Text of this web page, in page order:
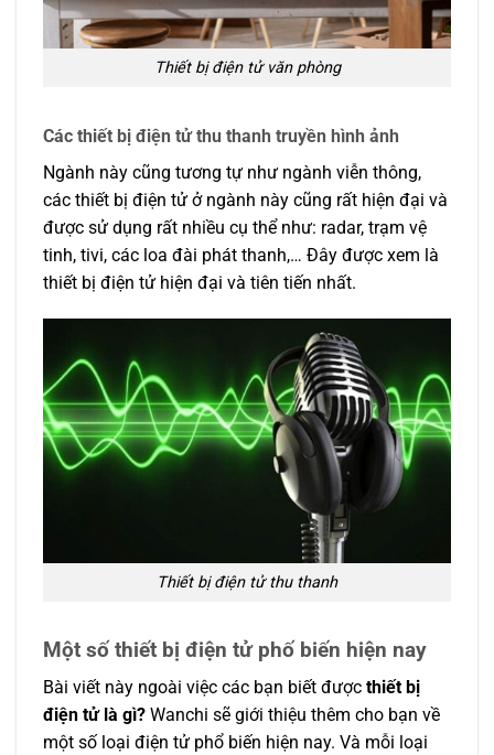
Thiết bị điện tử văn phòng
Các thiết bị điện tử thu thanh truyền hình ảnh
Ngành này cũng tương tự như ngành viễn thông,
các thiết bị điện tử ở ngành này cũng rất hiện đại và
được sử dụng rất nhiều cụ thể như: radar, trạm vệ
tinh, tivi, các loa đài phát thanh,… Đây được xem là
thiết bị điện tử hiện đại và tiên tiến nhất.
Thiết bị điện tử thu thanh
Một số thiết bị điện tử phố biến hiện nay
Bài viết này ngoài việc các bạn biết được thiết bị
điện tử là gì? Wanchi sẽ giới thiệu thêm cho bạn về
một số loại điện tử phổ biến hiện nay. Và mỗi loại